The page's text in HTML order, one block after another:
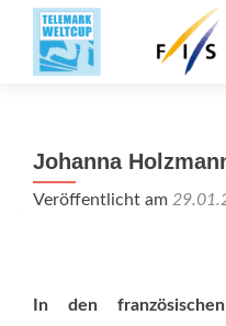
Johanna
Veröffentlicht am
In den